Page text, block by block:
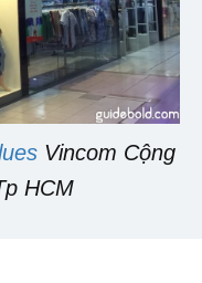
Vincom Cộng
HCM